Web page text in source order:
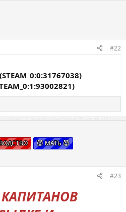
#22
😈 МАТЬ 😈
#23